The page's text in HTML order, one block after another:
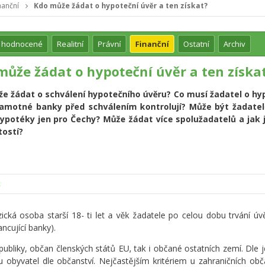
Kdo může žádat o hypoteční úvěr a ten získat?
Realitní Právní Finanční Ostatní Archiv
žádat o hypoteční úvěr a ten
žádat o schválení hypotečního úvěru? Co musí žadatel o
banky před schválením kontrolují? Může být
jen pro Čechy? Může žádat více spolužadatelů a
osoba starší 18- ti let a věk žadatele po celou dobu trvání
banky).
občan členských států EU, tak i občané ostatních zemí. Dle
dle občanství. Nejčastějším kritériem u zahraničních